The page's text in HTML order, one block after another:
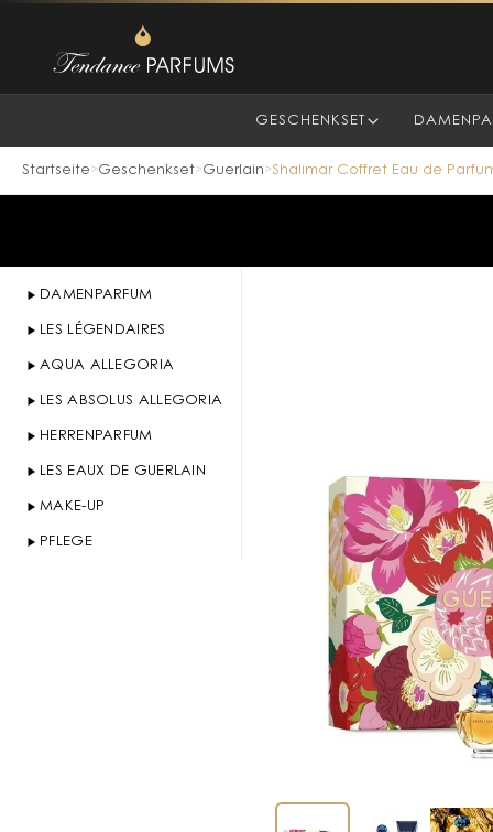
GESCHENKSET
Startseite>Geschenkset>Guerlain>Shalimar Coffret Eau de
DAMENPARFUM
LES LÉGENDAIRES
AQUA ALLEGORIA
LES ABSOLUS ALLEGORIA
HERRENPARFUM
LES EAUX DE GUERLAIN
MAKE-UP
PFLEGE